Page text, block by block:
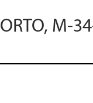
M-